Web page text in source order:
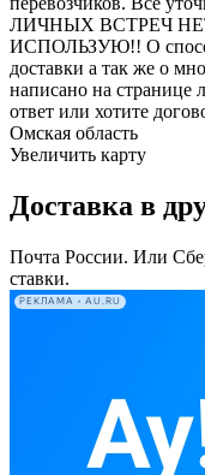
ЛИЧНЫХ ВСТРЕЧ
ИСПОЛЬЗУЮ!! О
доставки а так же о
написано на странице
ответ или хотите
Омская область
Увеличить карту
Доставка в
Почта России. Или
ставки.
РЕКЛАМА • AU.RU